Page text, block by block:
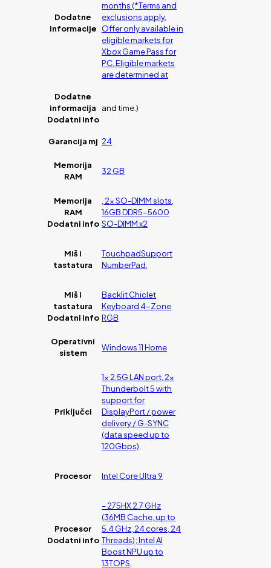
Dodatne
informacije
months (*Terms and
exclusions apply.
Offer only available in
eligible markets for
Xbox Game Pass for
PC. Eligible markets
are determined at
Dodatne
informacija
Dodatni info
and time.)
Garancija mj 24
Memorija
RAM
32 GB
Memorija
RAM
Dodatni info
, 2x SO-DIMM slots,
16GB DDR5-5600
SO-DIMM x2
Miš i
tastatura
TouchpadSupport
NumberPad,
Miš i
tastatura
Dodatni info
Backlit Chiclet
Keyboard 4-Zone
RGB
Operativni
sistem
Windows 11 Home
Priključci
1x 2.5G LAN port, 2x
Thunderbolt 5 with
support for
DisplayPort / power
delivery / G-SYNC
(data speed up to
120Gbps),
Procesor Intel Core Ultra 9
Procesor
Dodatni info
– 275HX 2.7 GHz
(36MB Cache, up to
5.4 GHz, 24 cores, 24
Threads); Intel AI
Boost NPU up to
13TOPS,